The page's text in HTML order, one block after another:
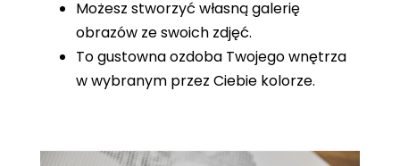
Możesz stworzyć własną galerię
obrazów ze swoich zdjęć.
To gustowna ozdoba Twojego wnętrza
w wybranym przez Ciebie kolorze.